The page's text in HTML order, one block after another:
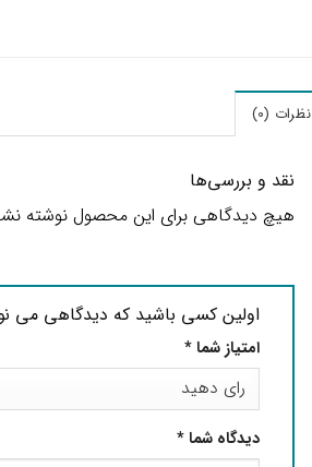
نظرات (0)
نقد و بررسی‌ها
هیچ دیدگاهی برای این محصول نوشته
اولین کسی باشید که دیدگاهی می
امتیاز شما*
دیدگاه شما*